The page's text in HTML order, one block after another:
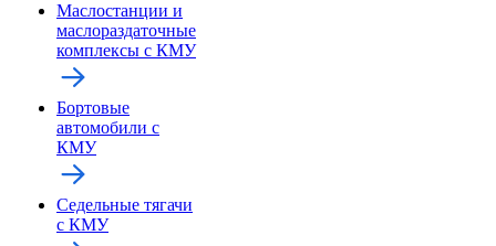
Маслостанции и
маслораздаточные
комплексы с КМУ
Бортовые
автомобили с
КМУ
Седельные тягачи
с КМУ